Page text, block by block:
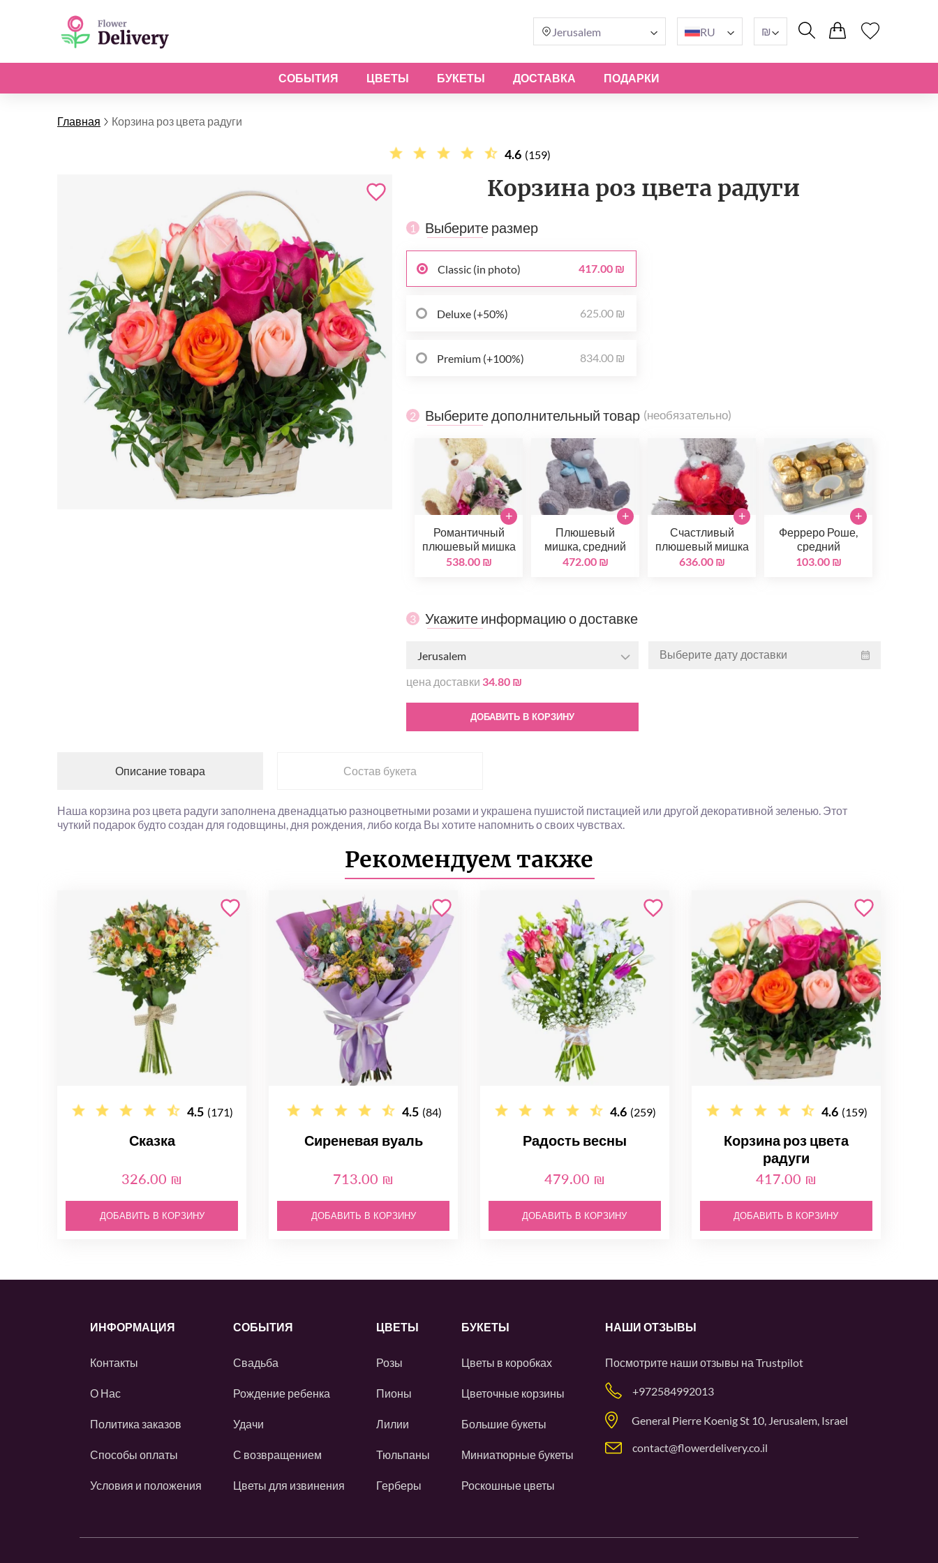
Jerusalem RU ₪
СОБЫТИЯ ЦВЕТЫ БУКЕТЫ ДОСТАВКА ПОДАРКИ
Главная Корзина роз цвета радуги
4.6 (159)
Корзина роз цвета радуги
1 Выберите размер
Classic (in photo) 417.00 ₪
Deluxe (+50%) 625.00 ₪
Premium (+100%) 834.00 ₪
2 Выберите дополнительный товар (необязательно)
Романтичный
плюшевый мишка
538.00 ₪
+
Плюшевый
мишка, средний
472.00 ₪
+
Счастливый
плюшевый мишка
636.00 ₪
+
Ферреро Роше,
средний
103.00 ₪
+
3 Укажите информацию о доставке
Jerusalem
цена доставки 34.80 ₪
ДОБАВИТЬ В КОРЗИНУ
Описание товара Состав букета
Наша корзина роз цвета радуги заполнена двенадцатью разноцветными розами и украшена пушистой пистацией или другой декоративной зеленью. Этот
чуткий подарок будто создан для годовщины, дня рождения, либо когда Вы хотите напомнить о своих чувствах.
Рекомендуем также
4.5 (171)
Сказка
326.00 ₪
ДОБАВИТЬ В КОРЗИНУ
4.5 (84)
Сиреневая вуаль
713.00 ₪
ДОБАВИТЬ В КОРЗИНУ
4.6 (259)
Радость весны
479.00 ₪
ДОБАВИТЬ В КОРЗИНУ
4.6 (159)
Корзина роз цвета
радуги
417.00 ₪
ДОБАВИТЬ В КОРЗИНУ
ИНФОРМАЦИЯ
Контакты
О Нас
Политика заказов
Способы оплаты
Условия и положения
СОБЫТИЯ
Свадьба
Рождение ребенка
Удачи
С возвращением
Цветы для извинения
ЦВЕТЫ
Розы
Пионы
Лилии
Тюльпаны
Герберы
БУКЕТЫ
Цветы в коробках
Цветочные корзины
Большие букеты
Миниатюрные букеты
Роскошные цветы
НАШИ ОТЗЫВЫ
Посмотрите наши отзывы на Trustpilot
+972584992013
General Pierre Koenig St 10, Jerusalem, Israel
contact@flowerdelivery.co.il